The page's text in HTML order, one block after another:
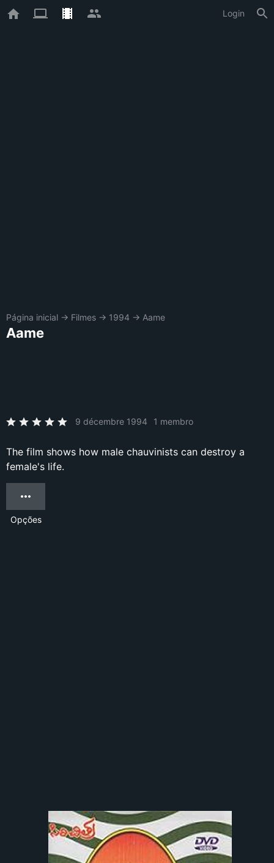
Login
Página inicial → Filmes → 1994 → Aame
Aame
9 décembre 1994 1 membro
The film shows how male chauvinists can destroy a
female's life.
Opções